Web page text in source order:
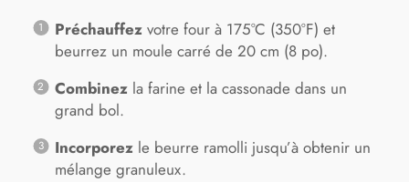
Préchauffezvotre four à 175°C (350°F) et
beurrez un moule carré de 20 cm (8 po).
Combinezla farine et la cassonade dans un
grand bol.
Incorporezle beurre ramolli jusqu’à obtenir un
mélange granuleux.